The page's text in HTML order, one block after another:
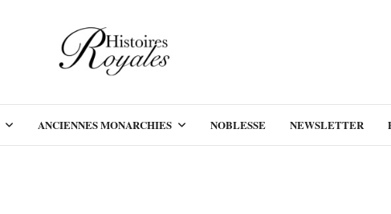
ANCIENNES MONARCHIES NOBLESSE NEWSLETTER